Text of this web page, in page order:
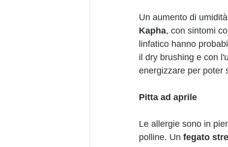
Un aumento di
Kapha, con sintomi
linfatico hanno
il dry brushing e con
energizzare per poter
Pitta ad aprile
Le allergie sono in
polline. Un fegato